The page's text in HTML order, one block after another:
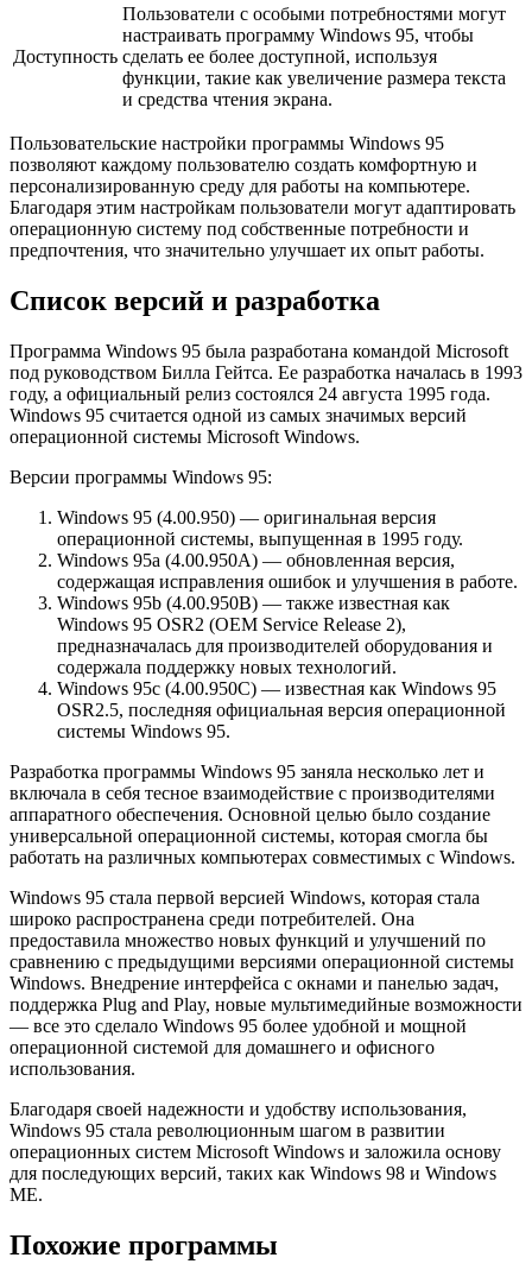
Доступность
Пользователи с особыми потребностями могут
настраивать программу Windows 95, чтобы
сделать ее более доступной, используя
функции, такие как увеличение размера текста
и средства чтения экрана.
Пользовательские настройки программы Windows 95
позволяют каждому пользователю создать комфортную и
персонализированную среду для работы на компьютере.
Благодаря этим настройкам пользователи могут адаптировать
операционную систему под собственные потребности и
предпочтения, что значительно улучшает их опыт работы.
Список версий и разработка
Программа Windows 95 была разработана командой Microsoft
под руководством Билла Гейтса. Ее разработка началась в 1993
году, а официальный релиз состоялся 24 августа 1995 года.
Windows 95 считается одной из самых значимых версий
операционной системы Microsoft Windows.
Версии программы Windows 95:
Windows 95 (4.00.950) — оригинальная версия
операционной системы, выпущенная в 1995 году.
Windows 95a (4.00.950A) — обновленная версия,
содержащая исправления ошибок и улучшения в работе.
Windows 95b (4.00.950B) — также известная как
Windows 95 OSR2 (OEM Service Release 2),
предназначалась для производителей оборудования и
содержала поддержку новых технологий.
Windows 95c (4.00.950C) — известная как Windows 95
OSR2.5, последняя официальная версия операционной
системы Windows 95.
Разработка программы Windows 95 заняла несколько лет и
включала в себя тесное взаимодействие с производителями
аппаратного обеспечения. Основной целью было создание
универсальной операционной системы, которая смогла бы
работать на различных компьютерах совместимых с Windows.
Windows 95 стала первой версией Windows, которая стала
широко распространена среди потребителей. Она
предоставила множество новых функций и улучшений по
сравнению с предыдущими версиями операционной системы
Windows. Внедрение интерфейса с окнами и панелью задач,
поддержка Plug and Play, новые мультимедийные возможности
— все это сделало Windows 95 более удобной и мощной
операционной системой для домашнего и офисного
использования.
Благодаря своей надежности и удобству использования,
Windows 95 стала революционным шагом в развитии
операционных систем Microsoft Windows и заложила основу
для последующих версий, таких как Windows 98 и Windows
ME.
Похожие программы